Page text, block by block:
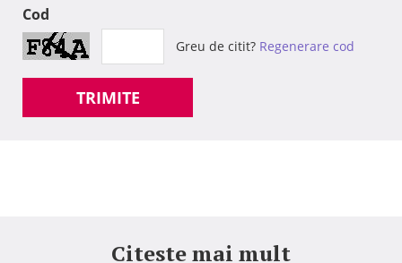
Cod
Greu de citit? Regenerare cod
TRIMITE
Citeste mai mult